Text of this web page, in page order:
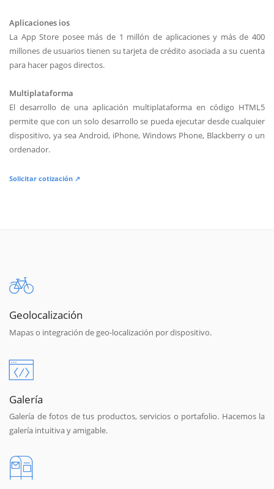
Aplicaciones ios
La App Store posee más de 1 millón de aplicaciones y más de 400
millones de usuarios tienen su tarjeta de crédito asociada a su cuenta
para hacer pagos directos.
Multiplataforma
El desarrollo de una aplicación multiplataforma en código HTML5
permite que con un solo desarrollo se pueda ejecutar desde cualquier
dispositivo, ya sea Android, iPhone, Windows Phone, Blackberry o un
ordenador.
Solicitar cotización ↗
Geolocalización
Mapas o integración de geo-localización por dispositivo.
Galería
Galería de fotos de tus productos, servicios o portafolio. Hacemos la
galería intuitiva y amigable.